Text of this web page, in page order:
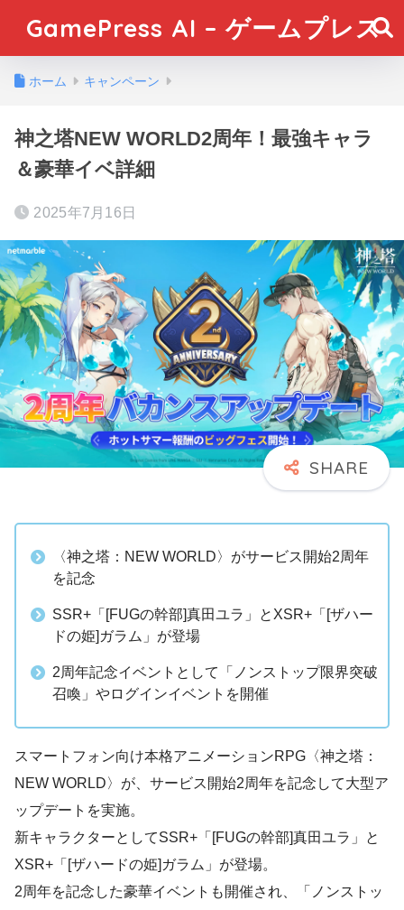
GamePress AI – ゲームプレス
ホーム キャンペーン
神之塔NEW WORLD2周年！最強キャラ
＆豪華イベ詳細
2025年7月16日
〈神之塔：NEW WORLD〉がサービス開始2周年
を記念
SSR+「[FUGの幹部]真田ユラ」とXSR+「[ザハー
ドの姫]ガラム」が登場
2周年記念イベントとして「ノンストップ限界突破
召喚」やログインイベントを開催
スマートフォン向け本格アニメーションRPG〈神之塔：
NEW WORLD〉が、サービス開始2周年を記念して大型ア
ップデートを実施。
新キャラクターとしてSSR+「[FUGの幹部]真田ユラ」と
XSR+「[ザハードの姫]ガラム」が登場。
2周年を記念した豪華イベントも開催され、「ノンストッ